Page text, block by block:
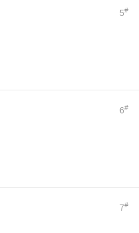
5#
6#
7#